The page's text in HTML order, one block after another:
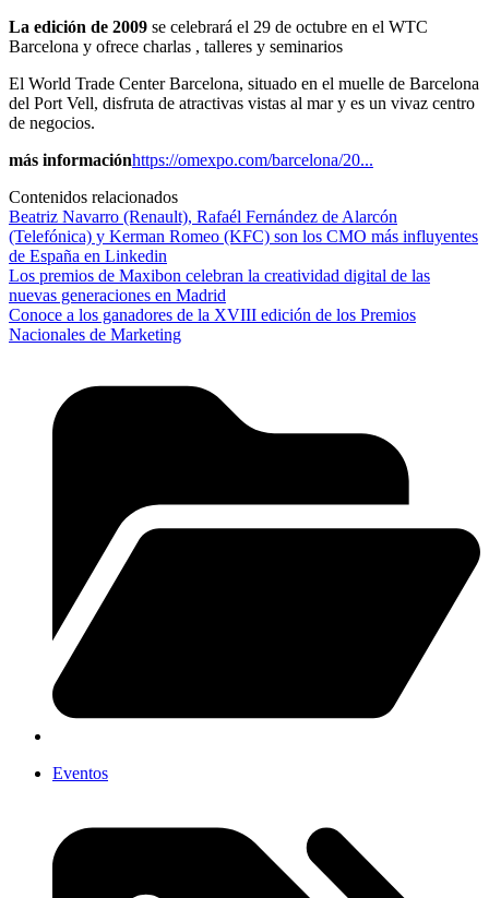
La edición de 2009 se celebrará el 29 de octubre en el WTC
Barcelona y ofrece charlas , talleres y seminarios
El World Trade Center Barcelona, situado en el muelle de Barcelona
del Port Vell, disfruta de atractivas vistas al mar y es un vivaz centro
de negocios.
más informaciónhttps://omexpo.com/barcelona/20...
Contenidos relacionados
Beatriz Navarro (Renault), Rafaél Fernández de Alarcón
(Telefónica) y Kerman Romeo (KFC) son los CMO más influyentes
de España en Linkedin
Los premios de Maxibon celebran la creatividad digital de las
nuevas generaciones en Madrid
Conoce a los ganadores de la XVIII edición de los Premios
Nacionales de Marketing
Eventos